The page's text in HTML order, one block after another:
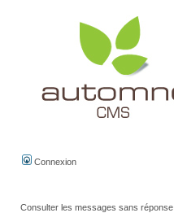
Connexion
Consulter les messages sans réponse